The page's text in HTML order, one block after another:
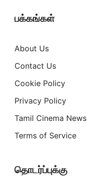
பக்கங்கள்
About Us
Contact Us
Cookie Policy
Privacy Policy
Tamil Cinema News
Terms of Service
தொடர்ப்புக்கு